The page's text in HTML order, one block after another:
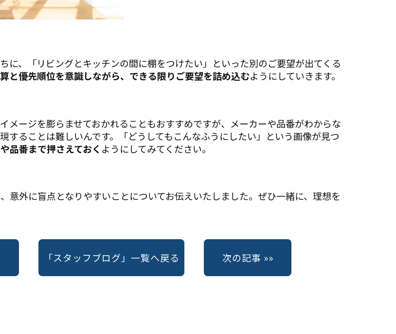
に、「リビングとキッチンの間に棚をつけたい」といった別のご要望が出てくる
と優先順位を意識しながら、できる限りご要望を詰め込むようにしていきます。
メージを膨らませておかれることもおすすめですが、メーカーや品番がわからな
することは難しいんです。「どうしてもこんなふうにしたい」という画像が見つ
品番まで押さえておく ようにしてみてください。
意外に盲点となりやすいことについてお伝えいたしました。ぜひ一緒に、理想を
次の記事 »»
「スタッフブログ」一覧へ戻る